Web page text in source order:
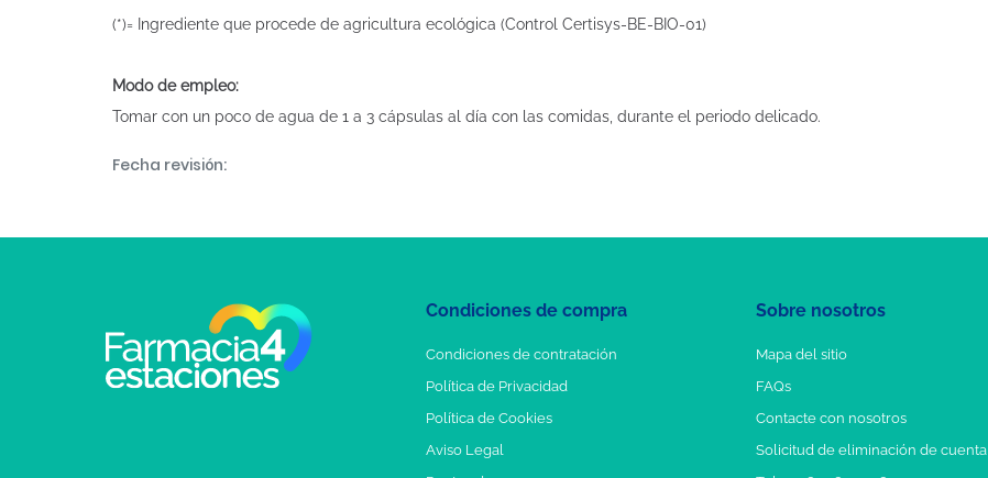
(*)= Ingrediente que procede de agricultura ecológica (Control Certisys-BE-BIO-01)
Modo de empleo:
Tomar con un poco de agua de 1 a 3 cápsulas al día con las comidas, durante el periodo delicado.
Fecha revisión:
Condiciones de compra
Condiciones de contratación
Política de Privacidad
Política de Cookies
Aviso Legal
Sobre nosotros
Mapa del sitio
FAQs
Contacte con nosotros
Solicitud de eliminación de cuenta